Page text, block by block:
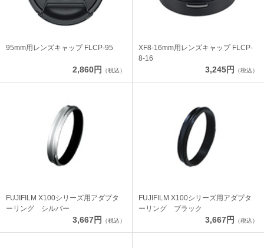
95mm用レンズキャップ FLCP-95
2,860円 （税込）
XF8-16mm用レンズキャップ FLCP-
8-16
3,245円 （税込）
FUJIFILM X100シリーズ用アダプタ
ーリング シルバー
3,667円 （税込）
FUJIFILM X100シリーズ用アダプタ
ーリング ブラック
3,667円 （税込）